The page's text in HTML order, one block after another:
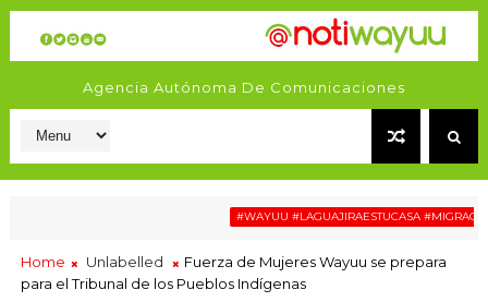
Agencia Autónoma De Comunicaciones
#WAYUU #LAGUAJIRAESTUCASA #MIGRACIÓN
Home Unlabelled
Fuerza de Mujeres Wayuu se prepara
para el Tribunal de los Pueblos Indígenas